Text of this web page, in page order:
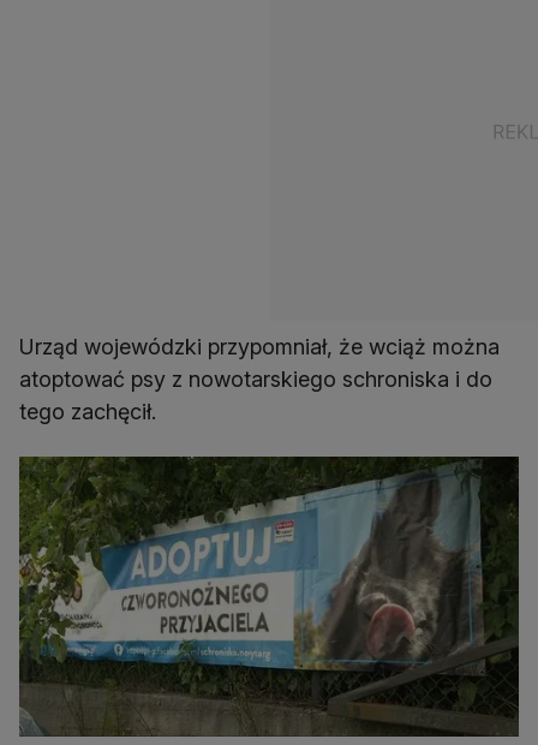
Urząd wojewódzki przypomniał, że wciąż można
atoptować psy z nowotarskiego schroniska i do
tego zachęcił.